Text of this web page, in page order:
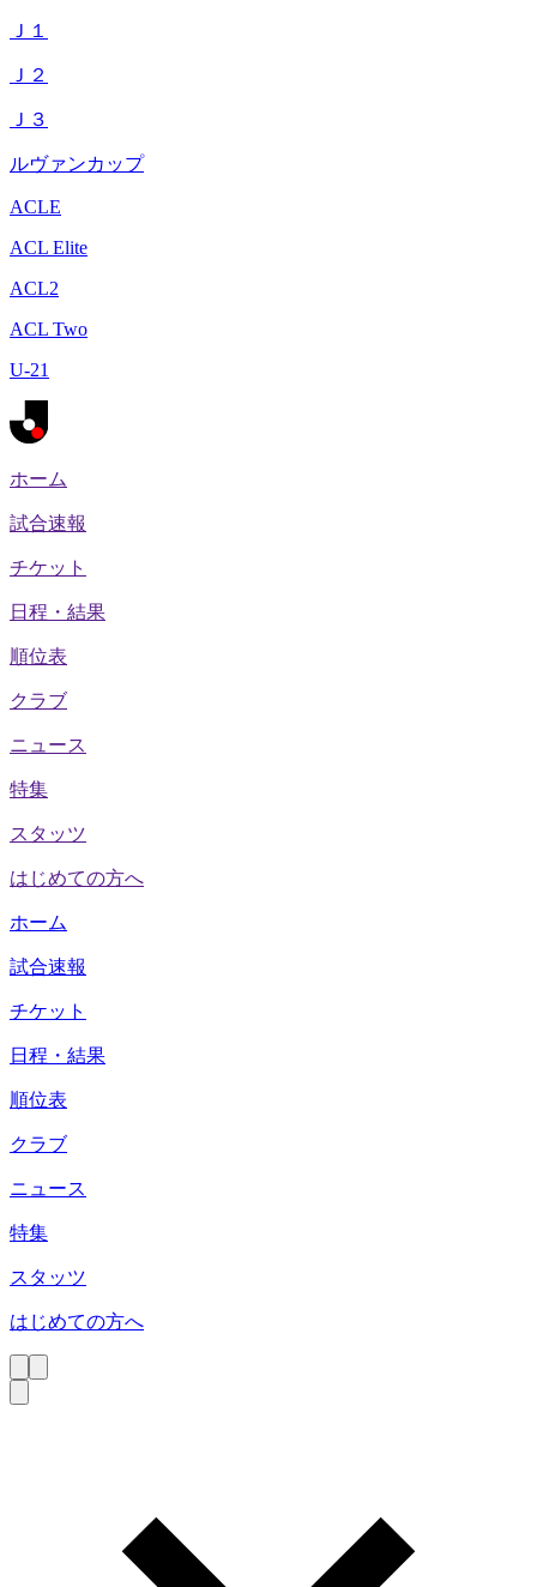
Ｊ１
Ｊ２
Ｊ３
ルヴァンカップ
ACLE
ACL Elite
ACL2
ACL Two
U-21
ホーム
試合速報
チケット
日程・結果
順位表
クラブ
ニュース
特集
スタッツ
はじめての方へ
ホーム
試合速報
チケット
日程・結果
順位表
クラブ
ニュース
特集
スタッツ
はじめての方へ